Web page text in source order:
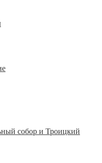
собор и Троицкий